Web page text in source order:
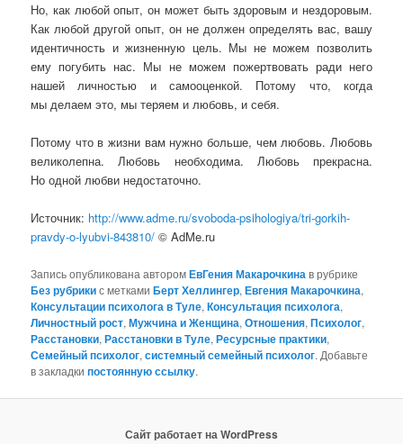
Но, как любой опыт, он может быть здоровым и нездоровым.
Как любой другой опыт, он не должен определять вас, вашу
идентичность и жизненную цель. Мы не можем позволить
ему погубить нас. Мы не можем пожертвовать ради него
нашей личностью и самооценкой. Потому что, когда
мы делаем это, мы теряем и любовь, и себя.
Потому что в жизни вам нужно больше, чем любовь. Любовь
великолепна. Любовь необходима. Любовь прекрасна.
Но одной любви недостаточно.
Источник: http://www.adme.ru/svoboda-psihologiya/tri-gorkih-
pravdy-o-lyubvi-843810/ © AdMe.ru
Запись опубликована авторомЕвГения Макарочкина в рубрике
Без рубрикис меткамиБерт Хеллингер,Евгения Макарочкина,
Консультации психолога в Туле,Консультация психолога,
Личностный рост,Мужчина и Женщина,Отношения,Психолог,
Расстановки,Расстановки в Туле,Ресурсные практики,
Семейный психолог,системный семейный психолог. Добавьте
в закладкипостоянную ссылку.
Сайт работает на WordPress